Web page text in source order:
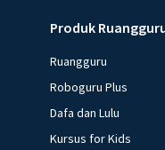
Produk
Ruangguru
Roboguru Plus
Dafa dan Lulu
Kursus for Kids